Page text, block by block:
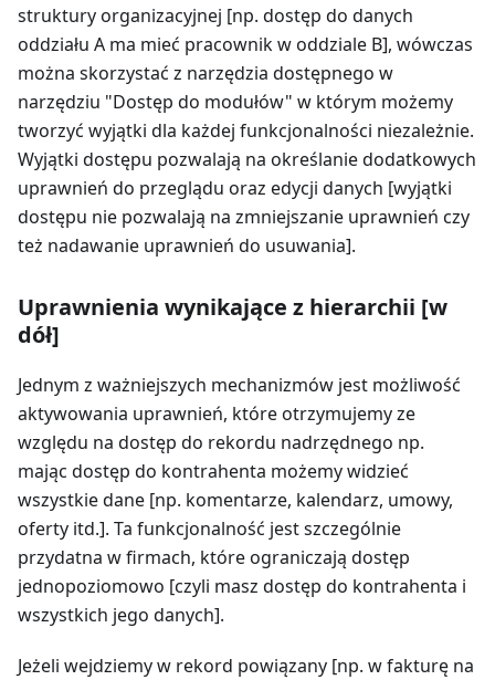
struktury organizacyjnej [np. dostęp do danych
oddziału A ma mieć pracownik w oddziale B], wówczas
można skorzystać z narzędzia dostępnego w
narzędziu "Dostęp do modułów" w którym możemy
tworzyć wyjątki dla każdej funkcjonalności niezależnie.
Wyjątki dostępu pozwalają na określanie dodatkowych
uprawnień do przeglądu oraz edycji danych [wyjątki
dostępu nie pozwalają na zmniejszanie uprawnień czy
też nadawanie uprawnień do usuwania].
Uprawnienia wynikające z hierarchii [w
dół]
Jednym z ważniejszych mechanizmów jest możliwość
aktywowania uprawnień, które otrzymujemy ze
względu na dostęp do rekordu nadrzędnego np.
mając dostęp do kontrahenta możemy widzieć
wszystkie dane [np. komentarze, kalendarz, umowy,
oferty itd.]. Ta funkcjonalność jest szczególnie
przydatna w firmach, które ograniczają dostęp
jednopoziomowo [czyli masz dostęp do kontrahenta i
wszystkich jego danych].
Jeżeli wejdziemy w rekord powiązany [np. w fakturę na